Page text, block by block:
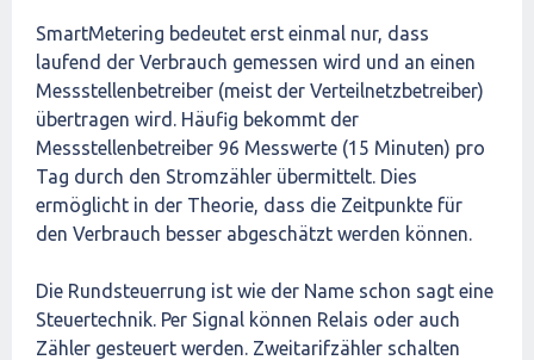
SmartMetering bedeutet erst einmal nur, dass
laufend der Verbrauch gemessen wird und an einen
Messstellenbetreiber (meist der Verteilnetzbetreiber)
übertragen wird. Häufig bekommt der
Messstellenbetreiber 96 Messwerte (15 Minuten) pro
Tag durch den Stromzähler übermittelt. Dies
ermöglicht in der Theorie, dass die Zeitpunkte für
den Verbrauch besser abgeschätzt werden können.
Die Rundsteuerrung ist wie der Name schon sagt eine
Steuertechnik. Per Signal können Relais oder auch
Zähler gesteuert werden. Zweitarifzähler schalten